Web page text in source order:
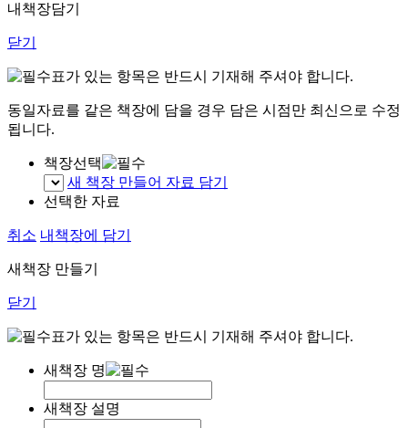
내책장담기
닫기
표가 있는 항목은 반드시 기재해 주셔야 합니다.
동일자료를 같은 책장에 담을 경우 담은 시점만 최신으로 수정
됩니다.
책장선택
새 책장 만들어 자료 담기
선택한 자료
취소 내책장에 담기
새책장 만들기
닫기
표가 있는 항목은 반드시 기재해 주셔야 합니다.
새책장 명
새책장 설명